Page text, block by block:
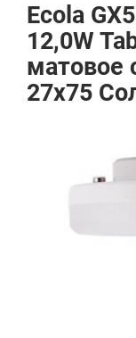
Ecola
12,0W
матовое
27x75